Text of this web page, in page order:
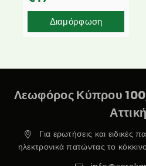
Διαμόρφωση
Λεωφόρος Κύπρου
Για ερωτήσεις και ειδικές
ηλεκτρονικά πατώντας το